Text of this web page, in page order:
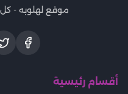
موقع لهلوبه - كل
أقسام رئيسية